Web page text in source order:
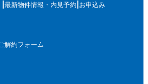
最新物件情報・内見予約 お申込み
解約フォーム